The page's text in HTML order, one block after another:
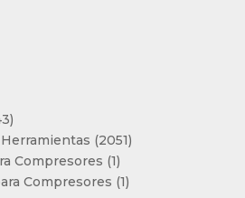
2743
productos
20512051
Compresores 11
producto
Compresores 11